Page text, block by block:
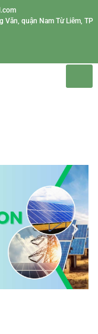
quận Nam Từ Liêm, TP